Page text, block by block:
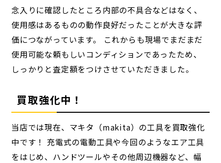
念入りに確認したところ内部の不具合などはなく、
使用感はあるものの動作良好だったことが大きな評
価につながっています。 これからも現場でまだまだ
使用可能な頼もしいコンディションであったため、
しっかりと査定額をつけさせていただきました。
買取強化中！
当店では現在、マキタ（makita）の工具を買取強化
中です！ 充電式の電動工具や今回のようなエア工具
をはじめ、ハンドツールやその他周辺機器など、幅